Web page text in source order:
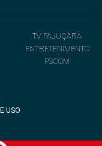
TV PAJUÇARA
ENTRETENIMENTO
PSCOM
USO